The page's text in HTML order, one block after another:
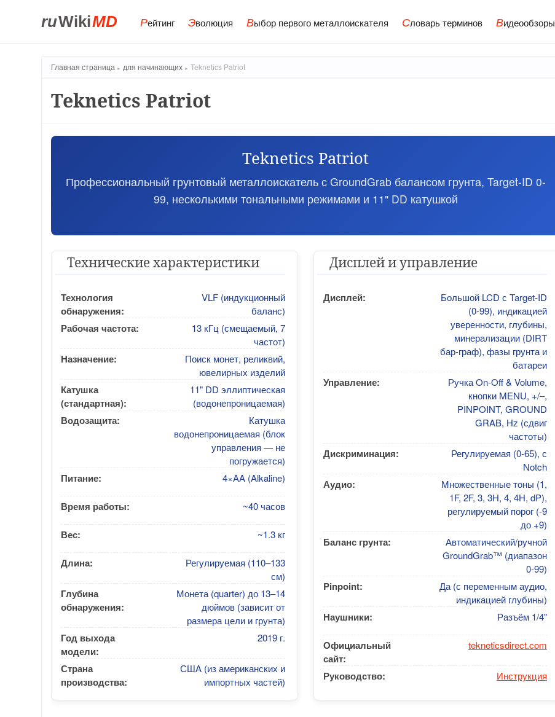
ruWikiMD Рейтинг Эволюция Выбор первого металлоискателя Словарь терминов Видеообзоры
Главная страница для начинающих Teknetics Patriot
Teknetics Patriot
Teknetics Patriot
Профессиональный грунтовый металлоискатель с GroundGrab балансом грунта, Target-ID 0-
99, несколькими тональными режимами и 11" DD катушкой
Технические характеристики
Технология
обнаружения:
VLF (индукционный
баланс)
Рабочая частота:
13 кГц (смещаемый, 7
частот)
Назначение:
Поиск монет, реликвий,
ювелирных изделий
Катушка
(стандартная):
11" DD эллиптическая
(водонепроницаемая)
Водозащита:
Катушка
водонепроницаемая (блок
управления — не
погружается)
Питание: 4×AA (Alkaline)
Время работы: ~40 часов
Вес: ~1.3 кг
Длина:
Регулируемая (110–133
см)
Глубина
обнаружения:
Монета (quarter) до 13–14
дюймов (зависит от
размера цели и грунта)
Год выхода
модели:
2019 г.
Страна
производства:
США (из американских и
импортных частей)
Дисплей и управление
Дисплей:
Большой LCD с Target-ID
(0-99), индикацией
уверенности, глубины,
минерализации (DIRT
бар-граф), фазы грунта и
батареи
Управление:
Ручка On-Off & Volume,
кнопки MENU, +/–,
PINPOINT, GROUND
GRAB, Hz (сдвиг
частоты)
Дискриминация:
Регулируемая (0-65), с
Notch
Аудио:
Множественные тоны (1,
1F, 2F, 3, 3H, 4, 4H, dP),
регулируемый порог (-9
до +9)
Баланс грунта:
Автоматический/ручной
GroundGrab™ (диапазон
0-99)
Pinpoint:
Да (с переменным аудио,
индикацией глубины)
Наушники: Разъём 1/4"
Официальный
сайт:
tekneticsdirect.com
Руководство: Инструкция